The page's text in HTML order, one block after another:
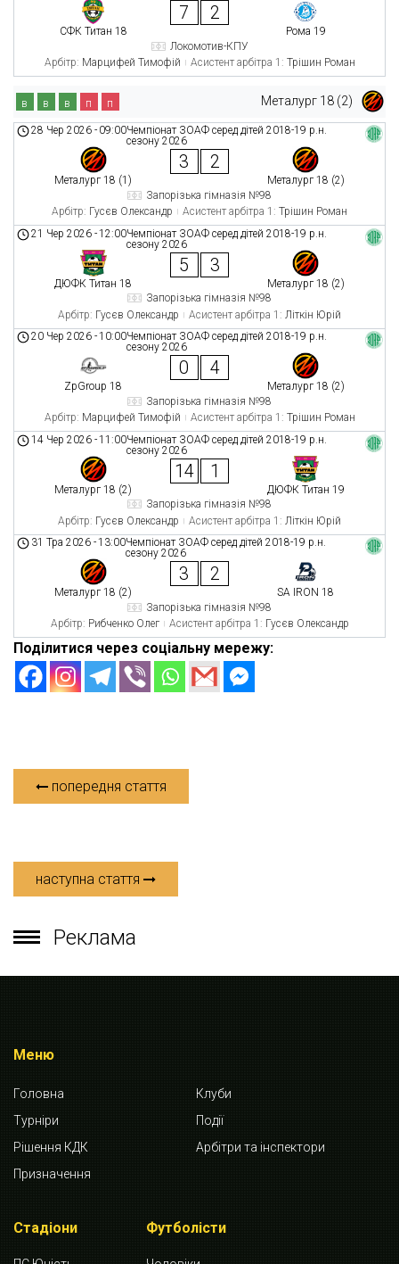
СФК Титан 18
7 2
Рома 19
Локомотив-КПУ
Арбітр: Марцифей Тимофій Асистент арбітра 1: Трішин Роман
Металург 18 (2)
в в в п п
Чемпіонат ЗОАФ серед дітей 2018-19 р.н.
сезону 2026
28 Чер 2026 - 09:00
Металург 18 (1)
3 2
Металург 18 (2)
Запорізька гімназія №98
Арбітр: Гусєв Олександр Асистент арбітра 1: Трішин Роман
Чемпіонат ЗОАФ серед дітей 2018-19 р.н.
сезону 2026
21 Чер 2026 -12:00
ДЮФК Титан 18
5 3
Металург 18 (2)
Запорізька гімназія №98
Арбітр: Гусєв Олександр Асистент арбітра 1: Літкін Юрій
Чемпіонат ЗОАФ серед дітей 2018-19 р.н.
сезону 2026
20 Чер 2026 -10:00
ZpGroup 18
0 4
Металург 18 (2)
Запорізька гімназія №98
Арбітр: Марцифей Тимофій Асистент арбітра 1: Трішин Роман
Чемпіонат ЗОАФ серед дітей 2018-19 р.н.
сезону 2026
14 Чер 2026 -11:00
Металург 18 (2)
14 1
ДЮФК Титан 19
Запорізька гімназія №98
Арбітр: Гусєв Олександр Асистент арбітра 1: Літкін Юрій
Чемпіонат ЗОАФ серед дітей 2018-19 р.н.
сезону 2026
31 Тра 2026 -13:00
Металург 18 (2)
3 2
SA IRON 18
Запорізька гімназія №98
Арбітр: Рибченко Олег Асистент арбітра 1: Гусєв Олександр
Поділитися через соціальну мережу:
попередня стаття
наступна стаття
Реклама
Меню
Головна
Клуби
Турніри
Події
Рішення КДК
Арбітри та інспектори
Призначення
Стадіони Футболісти